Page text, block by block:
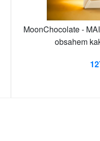
MoonChocolate -
obsahem